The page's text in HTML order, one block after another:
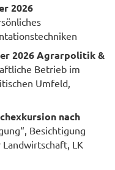
2026
2026Agrarpolitik &
Betrieb im
Umfeld,
nach
Besichtigung
LK